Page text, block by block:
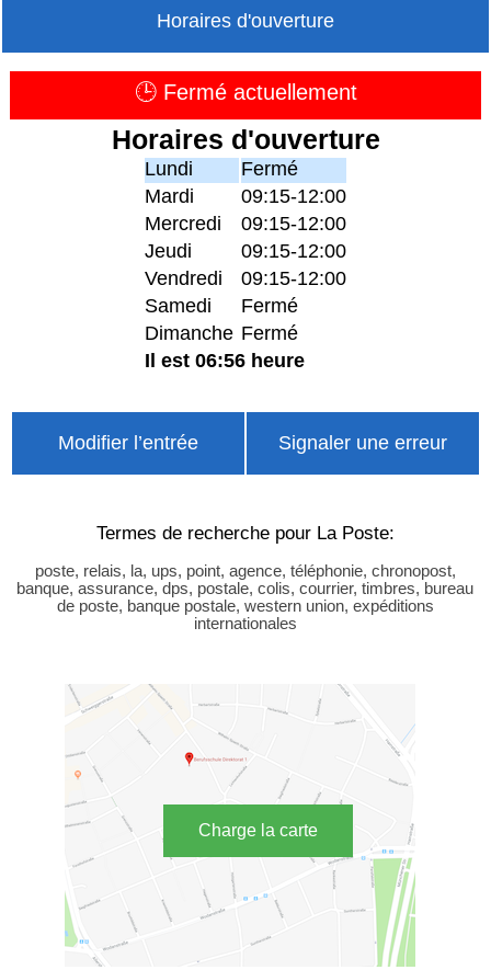
Horaires d'ouverture
🕒 Fermé actuellement
Horaires d'ouverture
Lundi
Fermé
Mardi
09:15-12:00
Mercredi
09:15-12:00
Jeudi
09:15-12:00
Vendredi
09:15-12:00
Samedi
Fermé
Dimanche Fermé
Il est 06:56 heure
Modifier l’entrée Signaler une erreur
Termes de recherche pour La Poste:
poste, relais, la, ups, point, agence, téléphonie, chronopost,
banque, assurance, dps, postale, colis, courrier, timbres, bureau
de poste, banque postale, western union, expéditions
internationales
Charge la carte